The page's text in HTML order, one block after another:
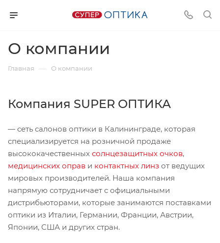
О компании
Главная — О компании
Компания SUPER ОПТИКА
— сеть салонов оптики в Калининграде, которая
специализируется на розничной продаже
высококачественных солнцезащитных очков,
медицинских оправ и контактных линз от ведущих
мировых производителей. Наша компания
напрямую сотрудничает с официальными
дистрибьюторами, которые занимаются поставками
оптики из Италии, Германии, Франции, Австрии,
Японии, США и других стран.